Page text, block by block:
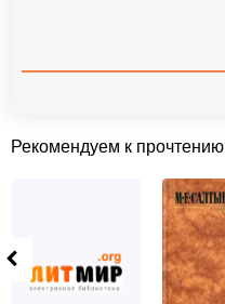
Рекомендуем к прочтению